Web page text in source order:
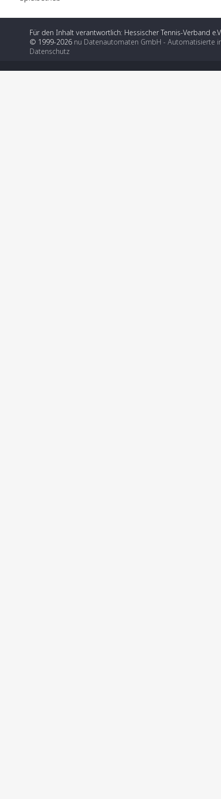
Für den Inhalt verantwortlich: Hessischer Tennis-Verband
© 1999-2026 nu Datenautomaten GmbH - Automatisierte
Datenschutz